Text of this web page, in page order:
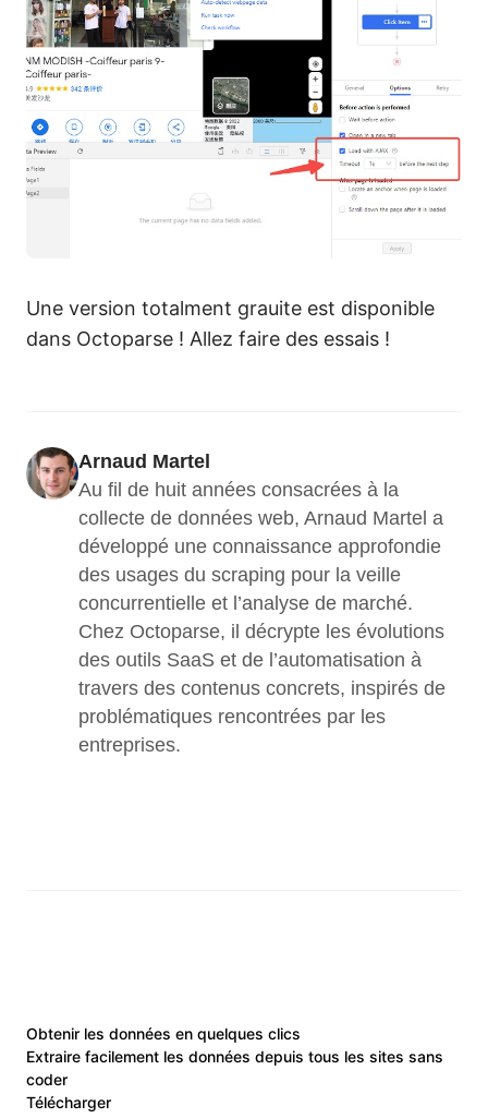
Une version totalment grauite est disponible
dans Octoparse ! Allez faire des essais !
Arnaud Martel
Au fil de huit années consacrées à la
collecte de données web, Arnaud Martel a
développé une connaissance approfondie
des usages du scraping pour la veille
concurrentielle et l’analyse de marché.
Chez Octoparse, il décrypte les évolutions
des outils SaaS et de l’automatisation à
travers des contenus concrets, inspirés de
problématiques rencontrées par les
entreprises.
Obtenir les données en quelques clics
Extraire facilement les données depuis tous les sites sans
coder
Télécharger